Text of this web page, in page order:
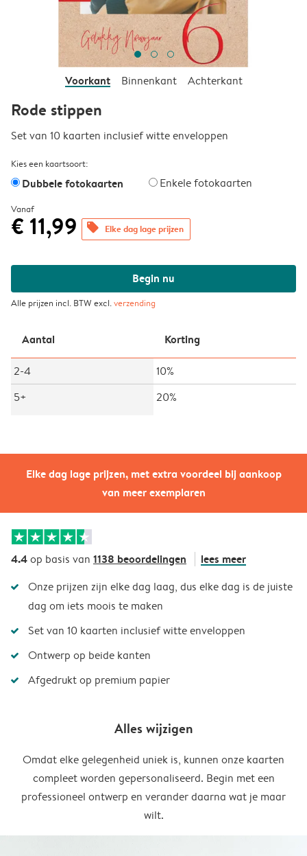
Elke dag lage prijzen, met extra voordeel bij aankoop
van meer exemplaren
Voorkant Binnenkant Achterkant
Rode stippen
Set van 10 kaarten inclusief witte enveloppen
Kies een kaartsoort:
Dubbele fotokaarten Enkele fotokaarten
Vanaf
€ 11,99 offers Elke dag lage prijzen
Begin nu
Alle prijzen incl. BTW excl.verzending
Aantal Korting
2-4
10%
5+
20%
4.4op basis van 1138 beoordelingen lees meer
Onze prijzen zijn elke dag laag, dus elke dag is de juiste
dag om iets moois te maken
Set van 10 kaarten inclusief witte enveloppen
Ontwerp op beide kanten
Afgedrukt op premium papier
Alles wijzigen
Omdat elke gelegenheid uniek is, kunnen onze kaarten
compleet worden gepersonaliseerd. Begin met een
professioneel ontwerp en verander daarna wat je maar
wilt.